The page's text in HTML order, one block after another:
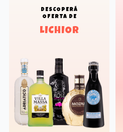
DESCOPERĂ
OFERTA DE
LICHIOR